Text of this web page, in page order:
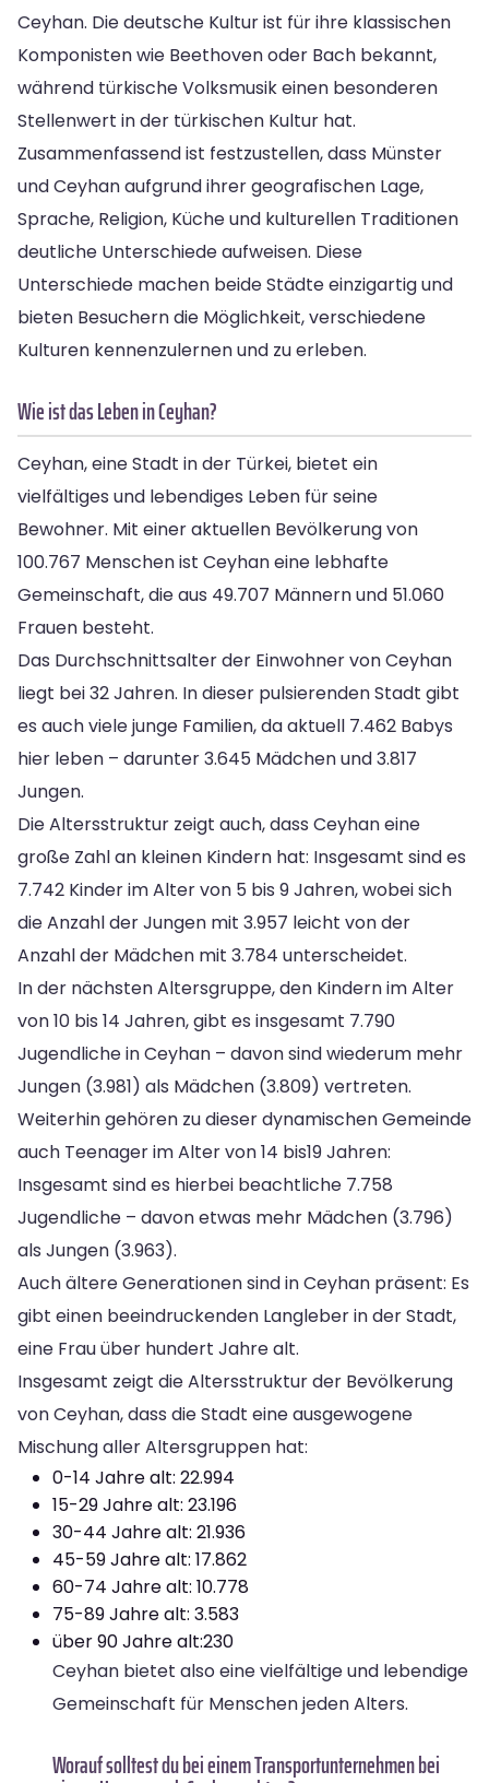
Ceyhan. Die deutsche Kultur ist für ihre klassischen
Komponisten wie Beethoven oder Bach bekannt,
während türkische Volksmusik einen besonderen
Stellenwert in der türkischen Kultur hat.
Zusammenfassend ist festzustellen, dass Münster
und Ceyhan aufgrund ihrer geografischen Lage,
Sprache, Religion, Küche und kulturellen Traditionen
deutliche Unterschiede aufweisen. Diese
Unterschiede machen beide Städte einzigartig und
bieten Besuchern die Möglichkeit, verschiedene
Kulturen kennenzulernen und zu erleben.
Wie ist das Leben in Ceyhan?
Ceyhan, eine Stadt in der Türkei, bietet ein
vielfältiges und lebendiges Leben für seine
Bewohner. Mit einer aktuellen Bevölkerung von
100.767 Menschen ist Ceyhan eine lebhafte
Gemeinschaft, die aus 49.707 Männern und 51.060
Frauen besteht.
Das Durchschnittsalter der Einwohner von Ceyhan
liegt bei 32 Jahren. In dieser pulsierenden Stadt gibt
es auch viele junge Familien, da aktuell 7.462 Babys
hier leben – darunter 3.645 Mädchen und 3.817
Jungen.
Die Altersstruktur zeigt auch, dass Ceyhan eine
große Zahl an kleinen Kindern hat: Insgesamt sind es
7.742 Kinder im Alter von 5 bis 9 Jahren, wobei sich
die Anzahl der Jungen mit 3.957 leicht von der
Anzahl der Mädchen mit 3.784 unterscheidet.
In der nächsten Altersgruppe, den Kindern im Alter
von 10 bis 14 Jahren, gibt es insgesamt 7.790
Jugendliche in Ceyhan – davon sind wiederum mehr
Jungen (3.981) als Mädchen (3.809) vertreten.
Weiterhin gehören zu dieser dynamischen Gemeinde
auch Teenager im Alter von 14 bis19 Jahren:
Insgesamt sind es hierbei beachtliche 7.758
Jugendliche – davon etwas mehr Mädchen (3.796)
als Jungen (3.963).
Auch ältere Generationen sind in Ceyhan präsent: Es
gibt einen beeindruckenden Langleber in der Stadt,
eine Frau über hundert Jahre alt.
Insgesamt zeigt die Altersstruktur der Bevölkerung
von Ceyhan, dass die Stadt eine ausgewogene
Mischung aller Altersgruppen hat:
0-14 Jahre alt: 22.994
15-29 Jahre alt: 23.196
30-44 Jahre alt: 21.936
45-59 Jahre alt: 17.862
60-74 Jahre alt: 10.778
75-89 Jahre alt: 3.583
über 90 Jahre alt:230
Ceyhan bietet also eine vielfältige und lebendige
Gemeinschaft für Menschen jeden Alters.
Worauf solltest du bei einem Transportunternehmen bei